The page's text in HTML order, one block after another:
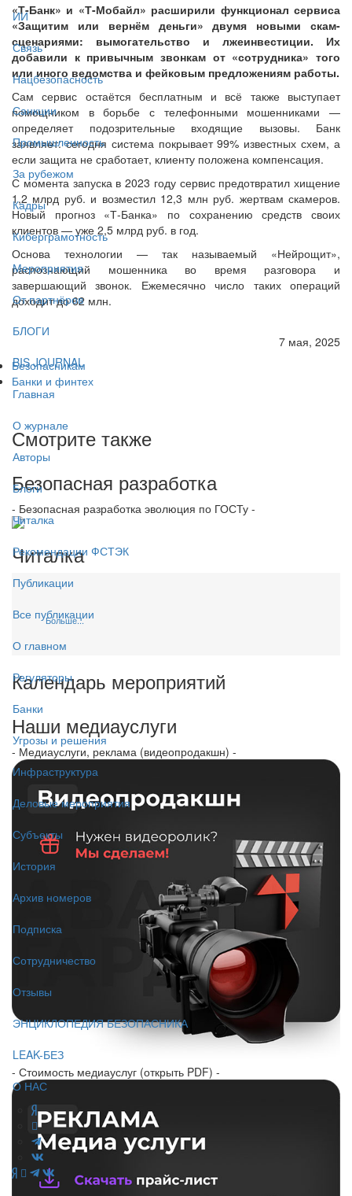
ИИ
Связь
Нацбезопасность
Санкции
Промышленность
За рубежом
Кадры
Киберграмотность
Мероприятия
От партнёров
БЛОГИ
BIS JOURNAL
Главная
О журнале
Авторы
Блоги
Читалка
Рекомендации ФСТЭК
Публикации
Все публикации
О главном
Регуляторы
Банки
Угрозы и решения
Инфраструктура
Деловые мероприятия
Субъекты
История
Архив номеров
Подписка
Сотрудничество
Отзывы
ЭНЦИКЛОПЕДИЯ БЕЗОПАСНИКА
LEAK-БЕЗ
О НАС
«Т-Банк» и «Т-Мобайл» расширили функционал сервиса
«Защитим или вернём деньги» двумя новыми скам-
сценариями: вымогательство и лжеинвестиции. Их
добавили к привычным звонкам от «сотрудника» того
или иного ведомства и фейковым предложениям работы.
Сам сервис остаётся бесплатным и всё также выступает
помощником в борьбе с телефонными мошенниками —
определяет подозрительные входящие вызовы. Банк
заявляет: сегодня система покрывает 99% известных схем, а
если защита не сработает, клиенту положена компенсация.
С момента запуска в 2023 году сервис предотвратил хищение
1,2 млрд руб. и возместил 12,3 млн руб. жертвам скамеров.
Новый прогноз «Т-Банка» по сохранению средств своих
клиентов — уже 2,5 млрд руб. в год.
Основа технологии — так называемый «Нейрощит»,
распознающий мошенника во время разговора и
завершающий звонок. Ежемесячно число таких операций
доходит до 62 млн.
7 мая, 2025
Безопасникам
Банки и финтех
Смотрите также
Безопасная разработка
- Безопасная разработка эволюция по ГОСТу -
Читалка
Больше...
Календарь мероприятий
Наши медиауслуги
- Медиауслуги, реклама (видеопродакшн) -
- Стоимость медиауслуг (открыть PDF) -